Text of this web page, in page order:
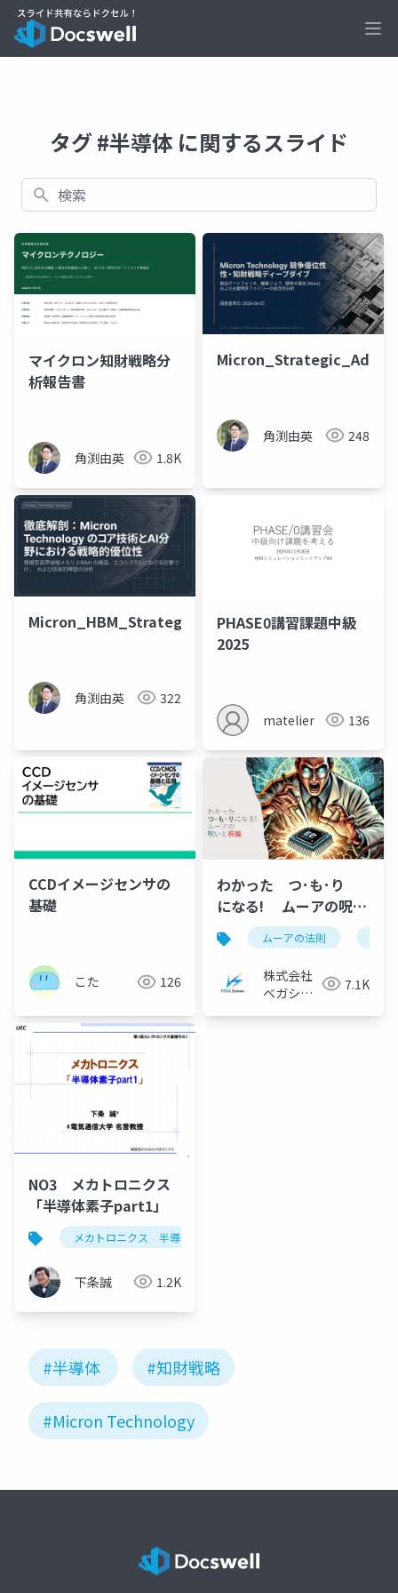
タグ #半導体 に関するスライド
検索
マイクロン知財戦略分
析報告書
角渕由英 1.8K
角渕由英 248
Micron_HBM_Strategic_Analysis
角渕由英 322
PHASE0講習課題中級
2025
matelier 136
CCDイメージセンサの
基礎
こた 126
わかった つ･も･り
になる! ムーアの呪い
と祝福 ムーアの法則
株式会社
ベガシス
7.1K
NO3 メカトロニクス
「半導体素子part1」
メカトロニクス 半導体 シリコン ダイオード 発光ダイオー
下条誠 1.2K
#半導体 #知財戦略
#Micron Technology